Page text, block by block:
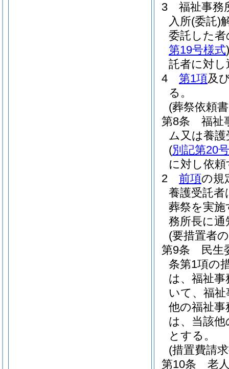
3
福祉事務
入所(委託)
委託した
第19号様式)
託者に対
4
第1項及
る。
(葬祭依頼
第8条
福祉
ム又は養
(別記第20
に対し依
2
前項の規
養護受託者
葬祭を実
務所長に
(要措置者
第9条
民生
条第1項の
は、福祉
いて、福
他の福祉
は、当該
とする。
(措置費請
第10条
老